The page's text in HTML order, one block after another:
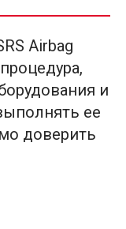
Airbag
и
ее
доверить